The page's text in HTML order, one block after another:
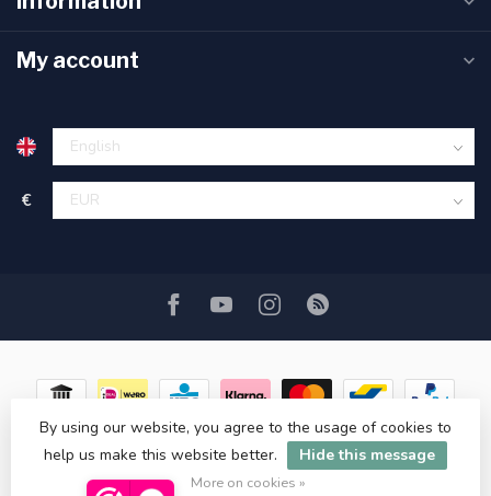
My account
€
© Copyright 2026 ASATGROOTHANDEL.NL
By using our website, you agree to the usage of cookies to
help us make this website better.
Hide this message
More on cookies »